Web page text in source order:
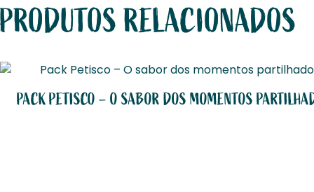
PRODUTOS RELACIONADOS
PACK PETISCO – O SABOR DOS MOMENTOS